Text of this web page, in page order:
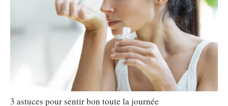
3 astuces pour sentir bon toute la journée